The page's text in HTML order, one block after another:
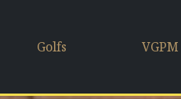
Golfs VGPM